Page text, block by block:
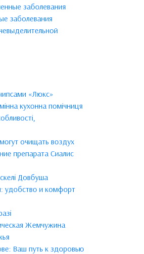
заболевания
заболевания
«Люкс»
кухонна помічниця
очищать воздух
препарата Сиалис
скелі Довбуша
удобство и комфорт
Жемчужина
Ваш путь к здоровью